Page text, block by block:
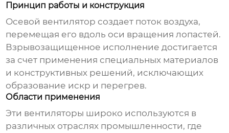
Принцип работы и конструкция
Осевой вентилятор создает поток воздуха,
перемещая его вдоль оси вращения лопастей.
Взрывозащищенное исполнение достигается
за счет применения специальных материалов
и конструктивных решений, исключающих
образование искр и перегрев.
Области применения
Эти вентиляторы широко используются в
различных отраслях промышленности, где